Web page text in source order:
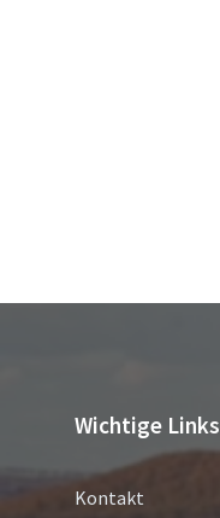
Wichtige Links
Kontakt